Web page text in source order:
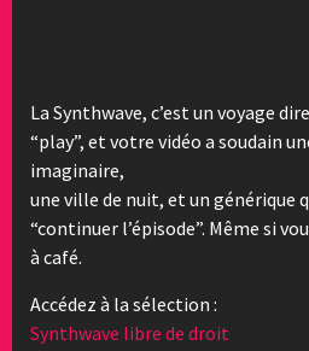
La Synthwave, c’est un voyage
“play”, et votre vidéo a soudain
imaginaire,
une ville de nuit, et un générique
“continuer l’épisode”. Même si
à café.
Accédez à la sélection :
Synthwave libre de droit